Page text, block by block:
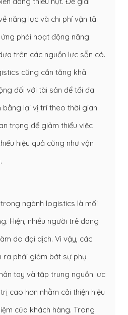
năng lực và chi phí vận tải
phải hoạt động năng
trên các nguồn lực sẵn có.
cũng cần tăng khả
đối với tài sản để tối đa
bằng lại vị trí theo thời gian.
trọng để giảm thiểu việc
hiệu quả cũng như vận
ngành logistics là mối
Hiện, nhiều người trẻ đang
do đại dịch. Vì vậy, các
ra phải giảm bớt sự phụ
tay và tập trung nguồn lực
cao hơn nhằm cải thiện hiệu
của khách hàng. Trong